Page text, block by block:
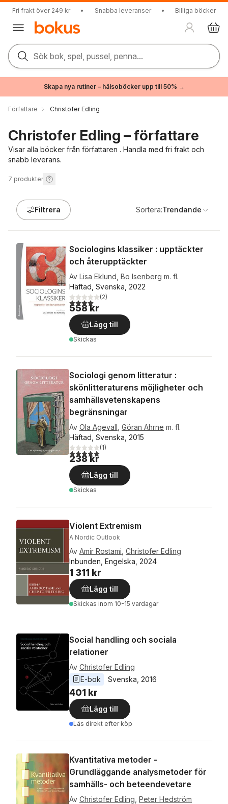
Fri frakt över 249 kr • Snabba leveranser • Billiga böcker
Sök bok, spel, pussel, penna...
Skapa nya rutiner – hälsoböcker upp till 50% →
Författare Christofer Edling
Christofer Edling – författare
Visar alla böcker från författaren . Handla med fri frakt och
snabb leverans.
7 produkter
Filtrera Sortera:Trendande
Sociologins klassiker : upptäckter
och återupptäckter
Av Lisa Eklund Bo Isenberg m. fl.
Häftad, Svenska, 2022
4,0utav 5 stjärnor. Totalt antal röster:
(2)
558 kr
Lägg till
Skickas
Sociologi genom litteratur :
skönlitteraturens möjligheter och
samhällsvetenskapens
begränsningar
Av Ola Agevall Göran Ahrne m. fl.
Häftad, Svenska, 2015
5,0utav 5 stjärnor. Totalt antal röster:
(1)
238 kr
Lägg till
Skickas
Violent Extremism
A Nordic Outlook
Av Amir Rostami Christofer Edling
Inbunden, Engelska, 2024
1 311 kr
Lägg till
Skickas inom 10-15 vardagar
Social handling och sociala
relationer
Av Christofer Edling
E-bok
Svenska 2016
401 kr
Lägg till
Läs direkt efter köp
Kvantitativa metoder -
Grundläggande analysmetoder för
samhälls- och beteendevetare
Av Christofer Edling Peter Hedström